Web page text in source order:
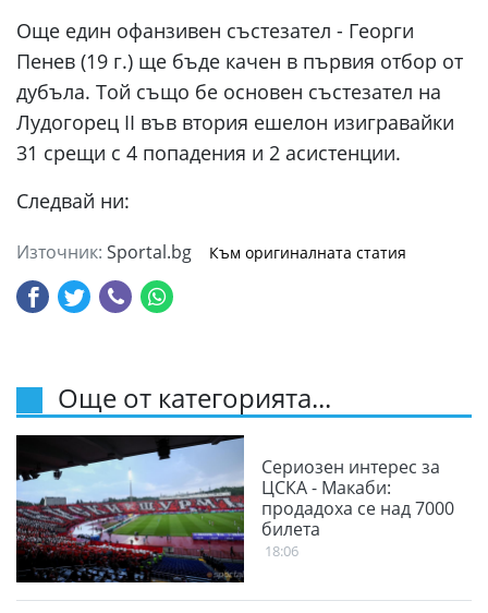
Още един офанзивен състезател - Георги
Пенев (19 г.) ще бъде качен в първия отбор от
дубъла. Той също бе основен състезател на
Лудогорец II във втория ешелон изигравайки
31 срещи с 4 попадения и 2 асистенции.
Следвай ни:
Източник: Sportal.bg Към оригиналната статия
Още от категорията...
Сериозен интерес за
ЦСКА - Макаби:
продадоха се над 7000
билета
18:06